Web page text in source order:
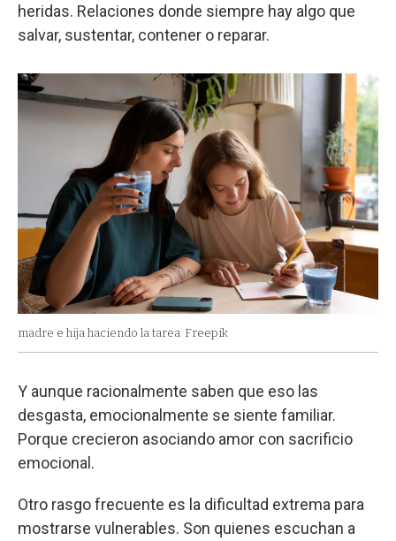
heridas. Relaciones donde siempre hay algo que
salvar, sustentar, contener o reparar.
madre e hija haciendo la tarea Freepik
Y aunque racionalmente saben que eso las
desgasta, emocionalmente se siente familiar.
Porque crecieron asociando amor con sacrificio
emocional.
Otro rasgo frecuente es la dificultad extrema para
mostrarse vulnerables. Son quienes escuchan a